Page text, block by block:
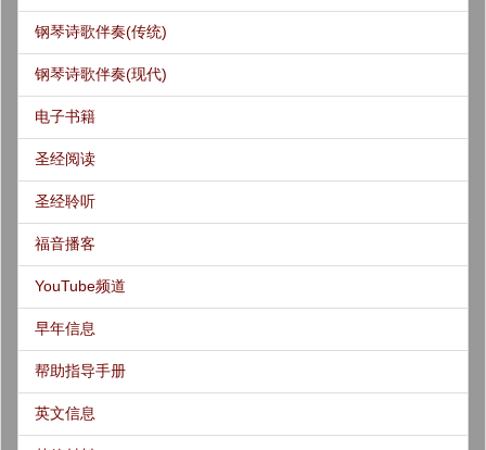
钢琴诗歌伴奏(传统)
钢琴诗歌伴奏(现代)
电子书籍
圣经阅读
圣经聆听
福音播客
YouTube频道
早年信息
帮助指导手册
英文信息